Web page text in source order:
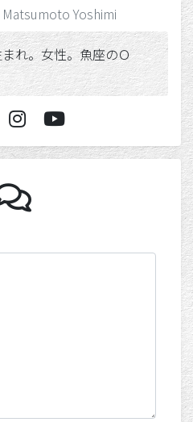
Matsumoto Yoshimi
れ。女性。魚座のＯ
手に刻